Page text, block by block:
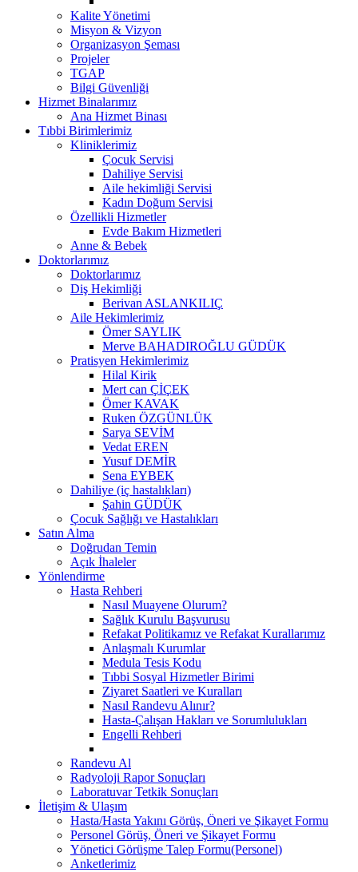
Kalite Yönetimi
Misyon & Vizyon
Organizasyon Şeması
Projeler
TGAP
Bilgi Güvenliği
Hizmet Binalarımız
Ana Hizmet Binası
Tıbbi Birimlerimiz
Kliniklerimiz
Çocuk Servisi
Dahiliye Servisi
Aile hekimliği Servisi
Kadın Doğum Servisi
Özellikli Hizmetler
Evde Bakım Hizmetleri
Anne & Bebek
Doktorlarımız
Doktorlarımız
Diş Hekimliği
Berivan ASLANKILIÇ
Aile Hekimlerimiz
Ömer SAYLIK
Merve BAHADIROĞLU GÜDÜK
Pratisyen Hekimlerimiz
Hilal Kirik
Mert can ÇİÇEK
Ömer KAVAK
Ruken ÖZGÜNLÜK
Sarya SEVİM
Vedat EREN
Yusuf DEMİR
Sena EYBEK
Dahiliye (iç hastalıkları)
Şahin GÜDÜK
Çocuk Sağlığı ve Hastalıkları
Satın Alma
Doğrudan Temin
Açık İhaleler
Yönlendirme
Hasta Rehberi
Nasıl Muayene Olurum?
Sağlık Kurulu Başvurusu
Refakat Politikamız ve Refakat Kurallarımız
Anlaşmalı Kurumlar
Medula Tesis Kodu
Tıbbi Sosyal Hizmetler Birimi
Ziyaret Saatleri ve Kuralları
Nasıl Randevu Alınır?
Hasta-Çalışan Hakları ve Sorumlulukları
Engelli Rehberi
Randevu Al
Radyoloji Rapor Sonuçları
Laboratuvar Tetkik Sonuçları
İletişim & Ulaşım
Hasta/Hasta Yakını Görüş, Öneri ve Şikayet Formu
Personel Görüş, Öneri ve Şikayet Formu
Yönetici Görüşme Talep Formu(Personel)
Anketlerimiz